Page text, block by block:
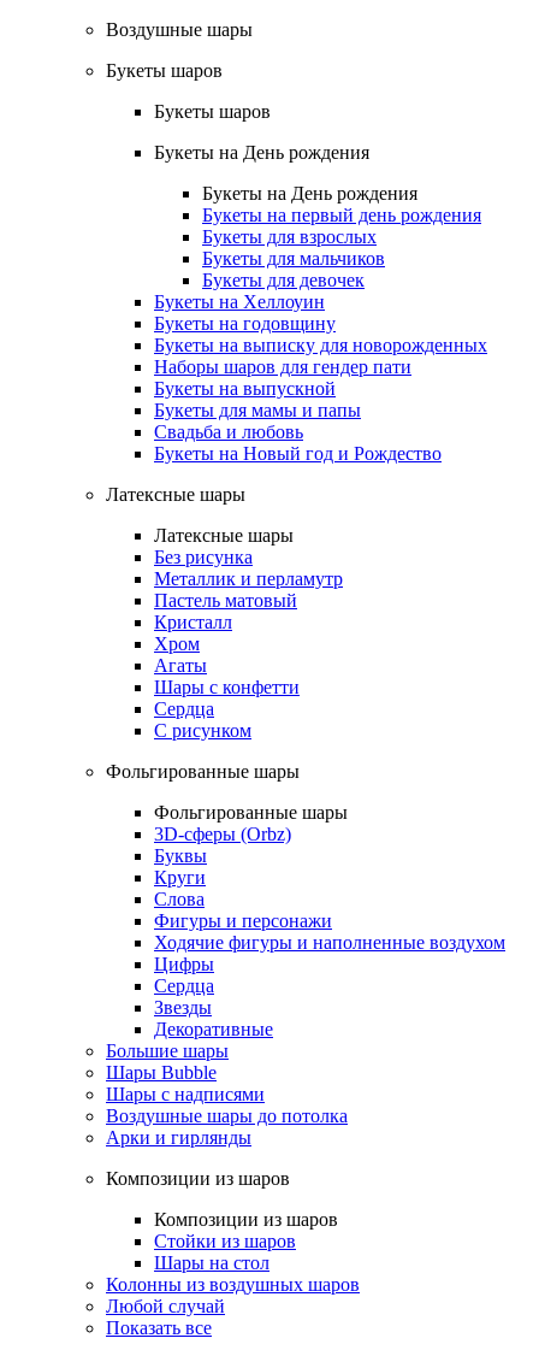
Воздушные шары
Букеты шаров
Букеты шаров
Букеты на День рождения
Букеты на День рождения
Букеты на первый день рождения
Букеты для взрослых
Букеты для мальчиков
Букеты для девочек
Букеты на Хеллоуин
Букеты на годовщину
Букеты на выписку для новорожденных
Наборы шаров для гендер пати
Букеты на выпускной
Букеты для мамы и папы
Свадьба и любовь
Букеты на Новый год и Рождество
Латексные шары
Латексные шары
Без рисунка
Металлик и перламутр
Пастель матовый
Кристалл
Хром
Агаты
Шары с конфетти
Сердца
С рисунком
Фольгированные шары
Фольгированные шары
3D-сферы (Orbz)
Буквы
Круги
Слова
Фигуры и персонажи
Ходячие фигуры и наполненные воздухом
Цифры
Сердца
Звезды
Декоративные
Большие шары
Шары Bubble
Шары с надписями
Воздушные шары до потолка
Арки и гирлянды
Композиции из шаров
Композиции из шаров
Стойки из шаров
Шары на стол
Колонны из воздушных шаров
Любой случай
Показать все